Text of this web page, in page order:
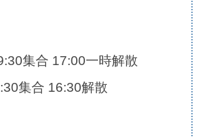
集合 17:00一時解散
集合 16:30解散